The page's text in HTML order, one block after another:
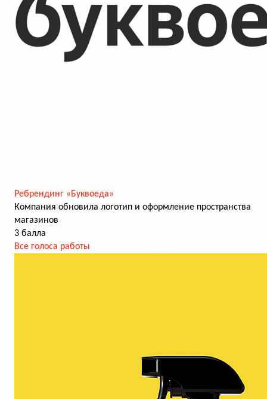
Ребрендинг «Буквоеда»
Компания обновила логотип и оформление пространства
магазинов
3 балла
Все голоса работы